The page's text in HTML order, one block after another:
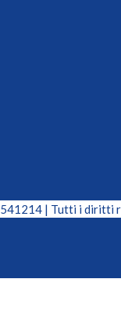
| Tutti i diritti